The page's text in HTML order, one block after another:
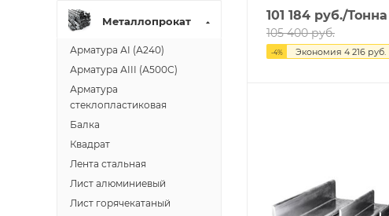
101 184 руб./Тонна
105 400руб.
-4% Экономия 4 216 руб.
Металлопрокат
Арматура АI (А240)
Арматура АIII (А500С)
Арматура
стеклопластиковая
Балка
Квадрат
Лента стальная
Лист алюминиевый
Лист горячекатаный